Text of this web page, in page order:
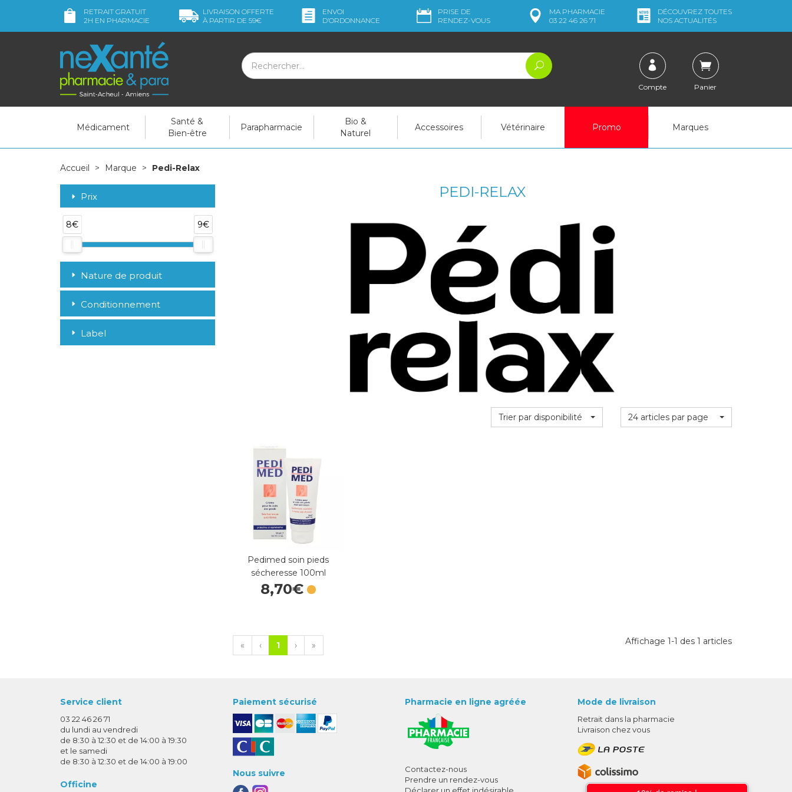
RETRAIT GRATUIT
2H EN PHARMACIE
LIVRAISON OFFERTE
À PARTIR DE 59€
ENVOI
D’ORDONNANCE
PRISE DE
RENDEZ-VOUS
MAPHARMACIE
03 22 46 26 71
DÉCOUVREZ TOUTES
NOS ACTUALITÉS
Compte Panier
Médicament
Santé &
Bien-être
Parapharmacie
Bio &
Naturel
Accessoires Vétérinaire Promo Marques
Accueil Marque Pedi-Relax
PEDI-RELAX
Trier par disponibilité 24 articles par page
Pedimed soin pieds
sécheresse 100ml
8,70€
« ‹ 1 › » Affichage 1-1 des 1 articles
Prix
8€ 9€
Nature de produit
Conditionnement
Label
Service client
03 22 46 26 71
du lundi au vendredi
de 8:30 à 12:30 et de 14:00 à 19:30
et le samedi
de 8:30 à 12:30 et de 14:00 à 19:00
Officine
Paiement sécurisé
Nous suivre
Pharmacie en ligne agréée
Contactez-nous
Prendre un rendez-vous
Mode de livraison
Retrait dans la pharmacie
Livraison chez vous